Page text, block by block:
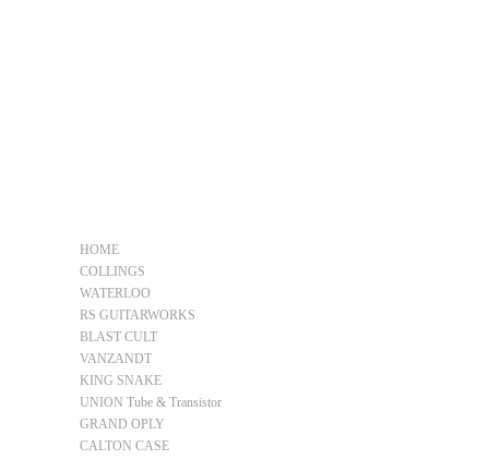
HOME
COLLINGS
WATERLOO
RS GUITARWORKS
BLAST CULT
VANZANDT
KING SNAKE
UNION Tube & Transistor
GRAND OPLY
CALTON CASE